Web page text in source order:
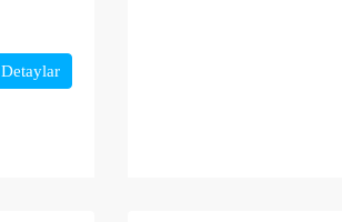
Detaylar